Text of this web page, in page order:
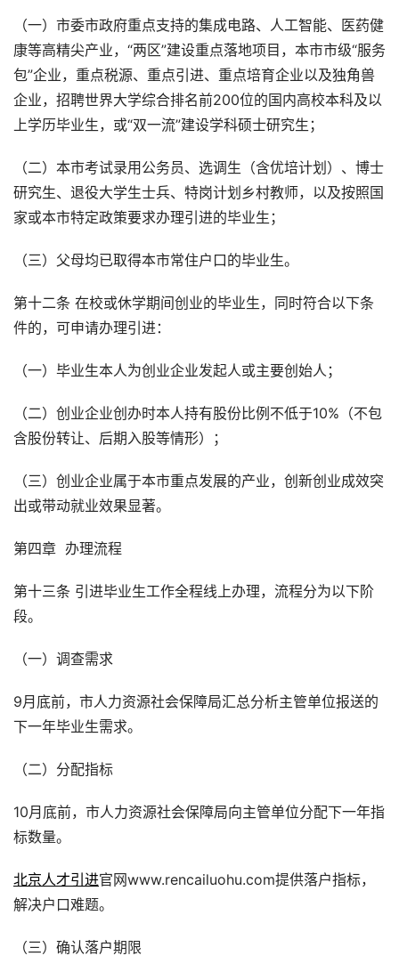
（一）市委市政府重点支持的集成电路、人工智能、医药健
康等高精尖产业，“两区”建设重点落地项目，本市市级“服务
包”企业，重点税源、重点引进、重点培育企业以及独角兽
企业，招聘世界大学综合排名前200位的国内高校本科及以
上学历毕业生，或“双一流”建设学科硕士研究生；
（二）本市考试录用公务员、选调生（含优培计划）、博士
研究生、退役大学生士兵、特岗计划乡村教师，以及按照国
家或本市特定政策要求办理引进的毕业生；
（三）父母均已取得本市常住户口的毕业生。
第十二条 在校或休学期间创业的毕业生，同时符合以下条
件的，可申请办理引进：
（一）毕业生本人为创业企业发起人或主要创始人；
（二）创业企业创办时本人持有股份比例不低于10%（不包
含股份转让、后期入股等情形）；
（三）创业企业属于本市重点发展的产业，创新创业成效突
出或带动就业效果显著。
第四章 办理流程
第十三条 引进毕业生工作全程线上办理，流程分为以下阶
段。
（一）调查需求
9月底前，市人力资源社会保障局汇总分析主管单位报送的
下一年毕业生需求。
（二）分配指标
10月底前，市人力资源社会保障局向主管单位分配下一年指
标数量。
北京人才引进官网www.rencailuohu.com提供落户指标，
解决户口难题。
（三）确认落户期限